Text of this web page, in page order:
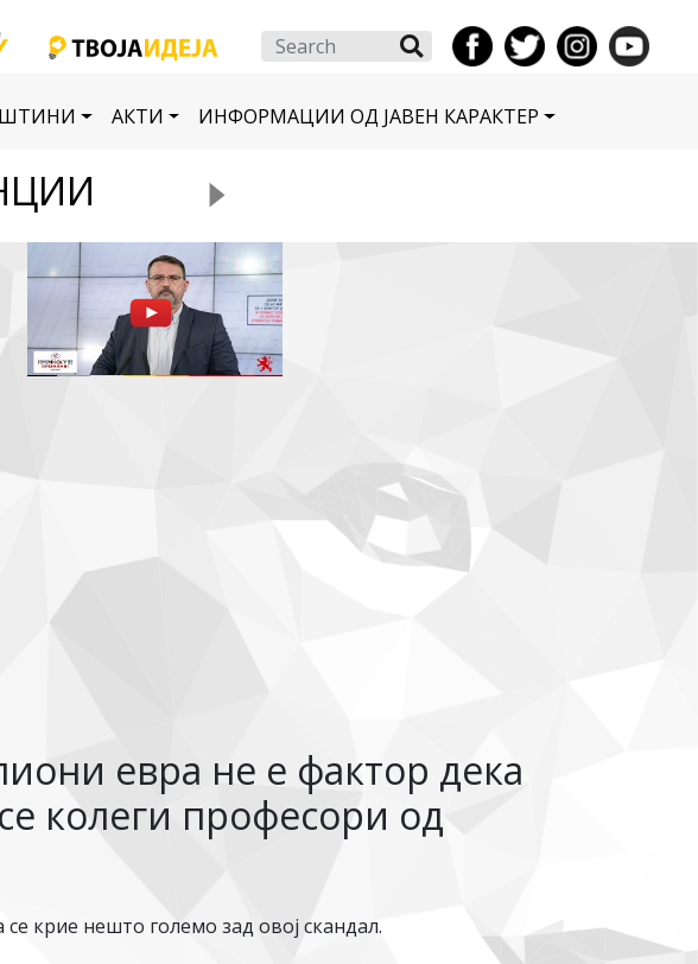
Search
АКТИ ИНФОРМАЦИИ ОД ЈАВЕН КАРАКТЕР
евра не е фактор дека
колеги професори од
крие нешто големо зад овој скандал.